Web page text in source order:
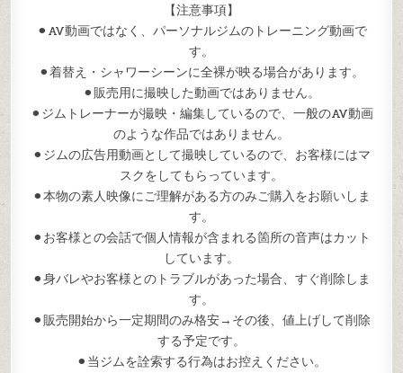
【注意事項】
⚫︎AV動画ではなく、パーソナルジムのトレーニング動画で
す。
⚫︎着替え・シャワーシーンに全裸が映る場合があります。
⚫︎販売用に撮映した動画ではありません。
⚫︎ジムトレーナーが撮映・編集しているので、一般のAV動画
のような作品ではありません。
⚫︎ジムの広告用動画として撮映しているので、お客様にはマ
スクをしてもらっています。
⚫︎本物の素人映像にご理解がある方のみご購入をお願いしま
す。
⚫︎お客様との会話で個人情報が含まれる箇所の音声はカット
しています。
⚫︎身バレやお客様とのトラブルがあった場合、すぐ削除しま
す。
⚫︎販売開始から一定期間のみ格安→その後、値上げして削除
する予定です。
⚫︎当ジムを詮索する行為はお控えください。